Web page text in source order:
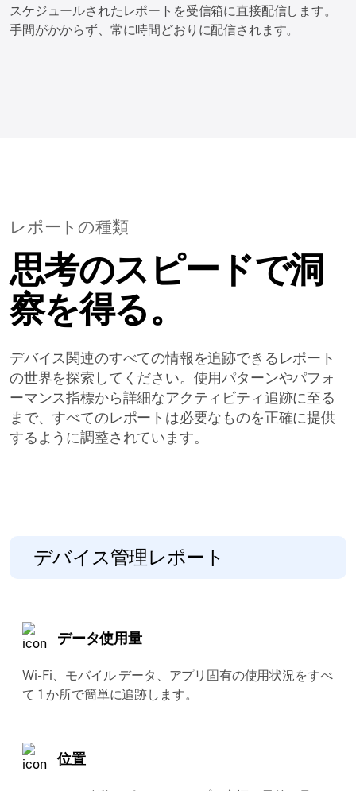
スケジュールされたレポートを受信箱に直接配信します。
手間がかからず、常に時間どおりに配信されます。
レポートの種類
思考のスピードで洞
察を得る。
デバイス関連のすべての情報を追跡できるレポート
の世界を探索してください。使用パターンやパフォ
ーマンス指標から詳細なアクティビティ追跡に至る
まで、すべてのレポートは必要なものを正確に提供
するように調整されています。
デバイス管理レポート
データ使用量
Wi-Fi、モバイル データ、アプリ固有の使用状況をすべ
て 1 か所で簡単に追跡します。
位置